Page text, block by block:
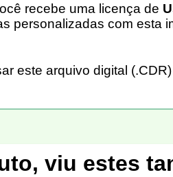
recebe uma licença de
personalizadas com esta
este arquivo digital
viu estes